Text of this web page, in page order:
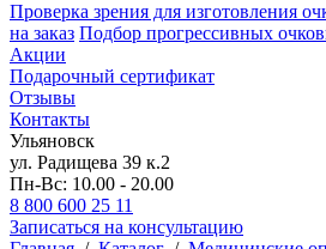
Проверка зрения для изготовления
на заказ Подбор прогрессивных
Акции
Подарочный сертификат
Отзывы
Контакты
Ульяновск
ул. Радищева 39 к.2
Пн-Вс: 10.00 - 20.00
8 800 600 25 11
Записаться на консультацию